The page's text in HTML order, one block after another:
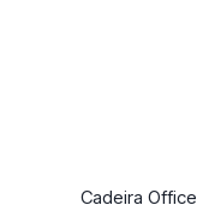
Cadeira Office